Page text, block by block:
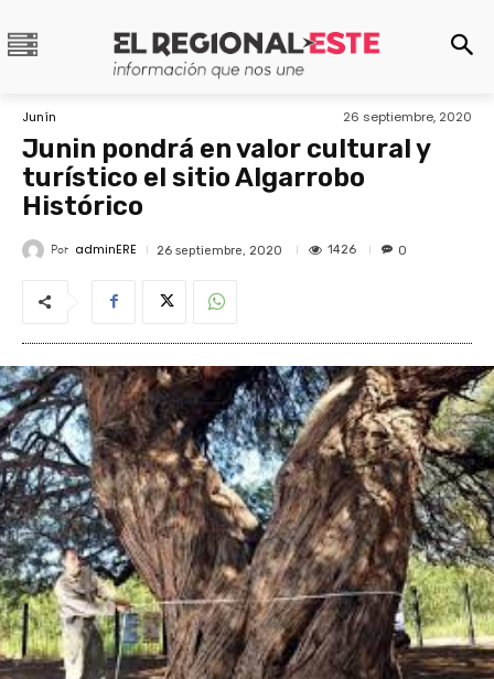
Junín 26 septiembre, 2020
Junin pondrá en valor cultural y
turístico el sitio Algarrobo
Histórico
Por adminERE 26 septiembre, 2020 1426 0